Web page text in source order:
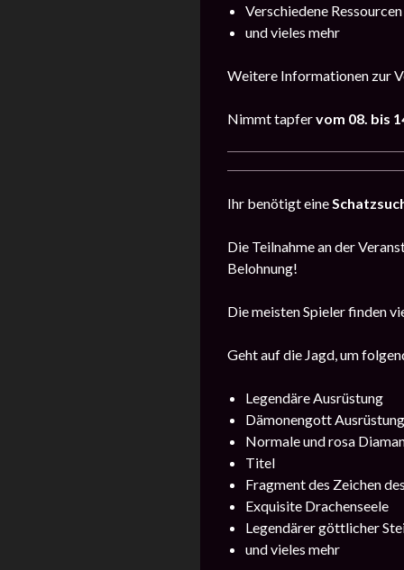
Verschiedene Ressourcen
und vieles mehr
Weitere Informationen zur
Nimmt tapfervom 08. bis
Ihr benötigt eine
Die Teilnahme an der
Belohnung!
Die meisten Spieler finden
Geht auf die Jagd, um
Legendäre Ausrüstung
Dämonengott Ausrüstung
Normale und rosa
Titel
Fragment des Zeichen
Exquisite Drachenseele
Legendärer göttlicher
und vieles mehr